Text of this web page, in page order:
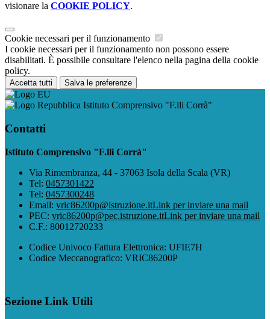
visionare la COOKIE POLICY.
Cookie necessari per il funzionamento
I cookie necessari per il funzionamento non possono essere
disabilitati. È possibile consultare l'elenco nella pagina della cookie
policy.
Accetta tutti Salva le preferenze
Istituto Comprensivo "F.lli Corrà"
Contatti
Istituto Comprensivo "F.lli Corrà"
Via Rimembranza, 44 - 37063 Isola della Scala (VR)
Tel: 0457301422
Tel: 0457300248
Email: vric86200p@istruzione.itLink per inviare una mail
PEC: vric86200p@pec.istruzione.itLink per inviare una mail
C.F.: 80012720233
Codice Univoco Fattura Elettronica: UFIE7H
Codice Meccanografico: VRIC86200P
Sezione Link Utili